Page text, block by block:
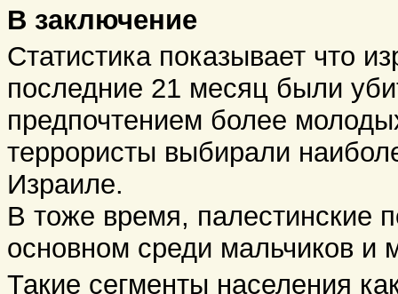
В заключение
Статистика показывает что
последние 21 месяц были
предпочтением более
террористы выбирали
Израиле.
В тоже время, палестинские
основном среди мальчиков
Такие сегменты населения